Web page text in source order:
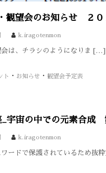
観望会のお知らせ ２０
k.iragotenmon
会は、チラシのようになりま […]
ト ・ お知らせ ・ 観望会予定表
_宇宙の中での元素合成
k.iragotenmon
ードで保護されているため抜粋